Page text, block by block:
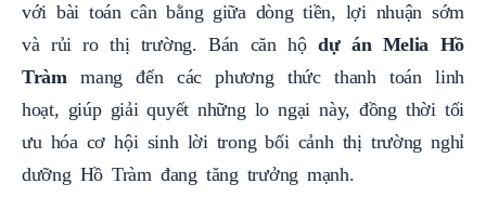
với bài toán cân bằng giữa dòng tiền, lợi nhuận sớm
và rủi ro thị trường. Bán căn hộ dự án Melia Hồ
Tràmmang đến các phương thức thanh toán linh
hoạt, giúp giải quyết những lo ngại này, đồng thời tối
ưu hóa cơ hội sinh lời trong bối cảnh thị trường nghỉ
dưỡng Hồ Tràm đang tăng trưởng mạnh.